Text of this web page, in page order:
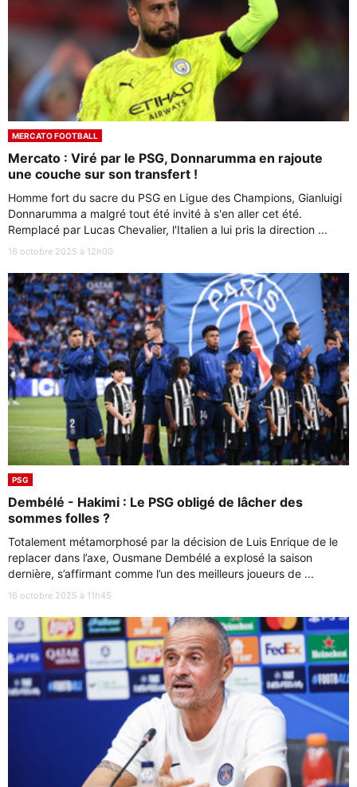
MERCATO FOOTBALL
Mercato : Viré par le PSG, Donnarumma en rajoute
une couche sur son transfert !
Homme fort du sacre du PSG en Ligue des Champions, Gianluigi
Donnarumma a malgré tout été invité à s'en aller cet été.
Remplacé par Lucas Chevalier, l'Italien a lui pris la direction ...
16 octobre 2025 à 12h00
PSG
Dembélé - Hakimi : Le PSG obligé de lâcher des
sommes folles ?
Totalement métamorphosé par la décision de Luis Enrique de le
replacer dans l’axe, Ousmane Dembélé a explosé la saison
dernière, s’affirmant comme l’un des meilleurs joueurs de ...
16 octobre 2025 à 11h45